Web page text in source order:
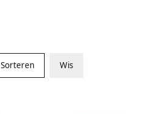
Sorteren Wis